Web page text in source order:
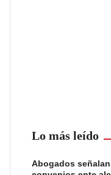
Lo más leído
Abogados